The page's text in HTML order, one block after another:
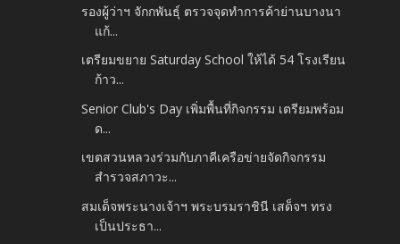
รองผู้ว่าฯ จักกพันธุ์ ตรวจจุดทำการค้าย่านบางนา
แก้...
เตรียมขยาย Saturday School ให้ได้ 54 โรงเรียน
ก้าว...
Senior Club's Day เพิ่มพื้นที่กิจกรรม เตรียมพร้อม
ด...
เขตสวนหลวงร่วมกับภาคีเครือข่ายจัดกิจกรรม
สำรวจสภาวะ...
สมเด็จพระนางเจ้าฯ พระบรมราชินี เสด็จฯ ทรง
เป็นประธา...